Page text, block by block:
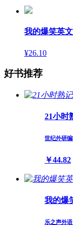
我的爆笑英
¥26.10
好书推荐
21小时
世纪外研
￥44.82
我的爆
乐之声外